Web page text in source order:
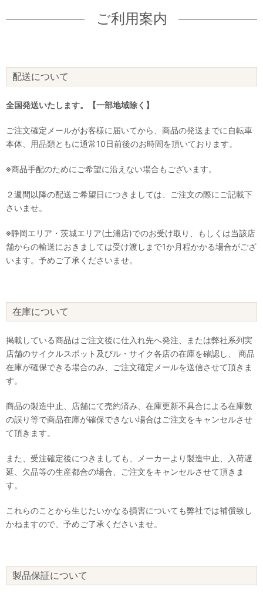
ご利用案内
配送について
全国発送いたします。【一部地域除く】
ご注文確定メールがお客様に届いてから、商品の発送までに自転車
本体、用品類ともに通常10日前後のお時間を頂いております。
※商品手配のためにご希望に沿えない場合もございます。
２週間以降の配送ご希望日につきましては、ご注文の際にご記載下
さいませ。
※静岡エリア・茨城エリア(土浦店)でのお受け取り、もしくは当該店
舗からの輸送におきましては受け渡しまで1か月程かかる場合がござ
います。予めご了承くださいませ。
在庫について
掲載している商品はご注文後に仕入れ先へ発注、または弊社系列実
店舗のサイクルスポット及びル・サイク各店の在庫を確認し、 商品
在庫が確保できる場合のみ、ご注文確定メールを送信させて頂きま
す。
商品の製造中止、店舗にて売約済み、在庫更新不具合による在庫数
の誤り等で商品在庫が確保できない場合はご注文をキャンセルさせ
て頂きます。
また、受注確定後につきましても、メーカーより製造中止、入荷遅
延、欠品等の生産都合の場合、ご注文をキャンセルさせて頂きま
す。
これらのことから生じたいかなる損害についても弊社では補償致し
かねますので、予めご了承くださいませ。
製品保証について